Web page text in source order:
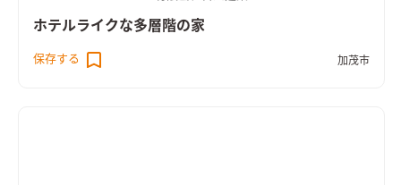
ホテルライクな多層階の家
保存する 加茂市